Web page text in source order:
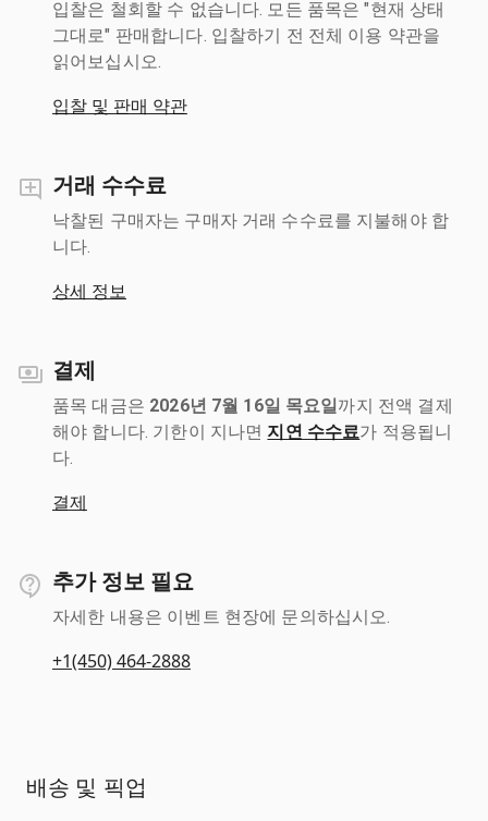
입찰은 철회할 수 없습니다. 모든 품목은 "현재 상태
그대로" 판매합니다. 입찰하기 전 전체 이용 약관을
읽어보십시오.
입찰 및 판매 약관
거래 수수료
낙찰된 구매자는 구매자 거래 수수료를 지불해야 합
니다.
상세 정보
결제
품목 대금은 2026년 7월 16일 목요일까지 전액 결제
해야 합니다. 기한이 지나면 지연 수수료가 적용됩니
다.
결제
추가 정보 필요
자세한 내용은 이벤트 현장에 문의하십시오.
+1(450) 464-2888
배송 및 픽업